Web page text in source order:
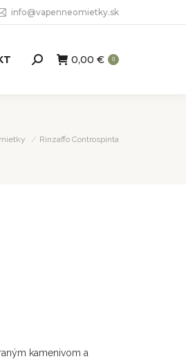
info@vapenneomietky.sk
Search: 0,00 € 0
Rinzaffo Controspinta
kamenivom a